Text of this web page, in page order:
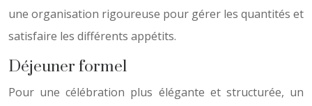
une organisation rigoureuse pour gérer les quantités et
satisfaire les différents appétits.
Déjeuner formel
Pour une célébration plus élégante et structurée, un